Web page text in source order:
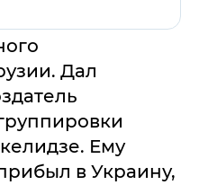
Дал
Ему
в Украину,